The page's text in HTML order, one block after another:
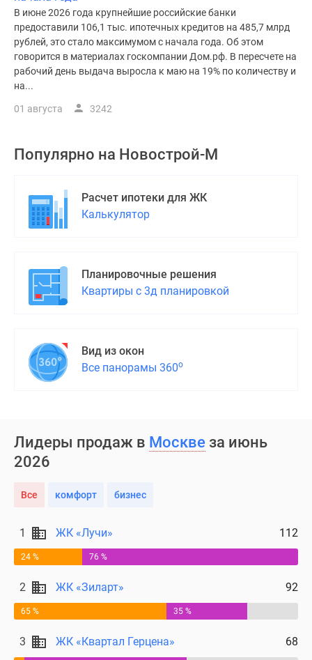
В июне 2026 года крупнейшие российские банки
предоставили 106,1 тыс. ипотечных кредитов на 485,7 млрд
рублей, это стало максимумом с начала года. Об этом
говорится в материалах госкомпании Дом.рф. В пересчете на
рабочий день выдача выросла к маю на 19% по количеству и
на...
01 августа 3242
Популярно на Новострой-М
Расчет ипотеки для ЖК
Калькулятор
Планировочные решения
Квартиры с 3д планировкой
Вид из окон
Все панорамы 360о
Лидеры продаж в Москве за июнь
2026
Все комфорт бизнес
1 ЖК «Лучи» 112
24 % 76 %
2 ЖК «Зиларт» 92
65 % 35 %
3 ЖК «Квартал Герцена» 68